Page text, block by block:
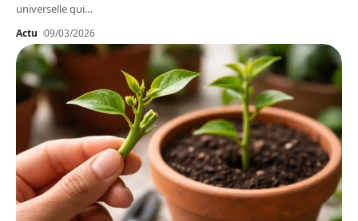
universelle qui…
Actu 09/03/2026